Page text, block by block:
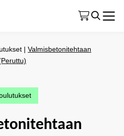
| Valmisbetonitehtaan